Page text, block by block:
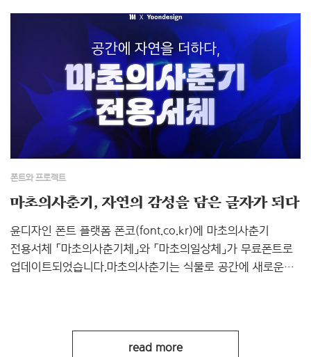
미소를 자아냅니다. 동글동글하고 경쾌한 조형감은 밝고
친근한 인상을 전하며, 시선을 사로잡아야 하는 다양한
콘텐츠에서 존재감을 발휘합니다. 포인트가 필요한 곳에
활용하면 콘텐츠에 한층 생동감 있는 분위기를 더할 수
있습니다. ‘정말가지가지’만의 또 다른 매력은 히든 딩벳
(Hidden Dingbat) 기능입니다. `;)`, `;>` 를 입력하면 개성
넘치는 가지 캐릭터가 나타나 텍스트와 함께 색다른 연출을
경험할 수 있습니다. 유쾌한 상상력으로 완성된 「Yoon
정말가지가지..
폰트와 프로젝트
마초의사춘기, 자연의 감성을 담은 글자가 되다
윤디자인 폰트 플랫폼 폰코(font.co.kr)에 마초의사춘기
전용서체 「마초의사춘기체」와 「마초의일상체」가 무료폰트로
업데이트되었습니다.마초의사춘기는 식물로 공간에 새로운
특징을 바탕으로 유연한 곡선과 비정형적인 형태를 통해
read more